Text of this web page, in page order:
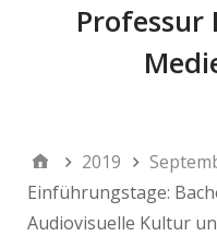
Professur
2019
Einführungstage:
Audiovisuelle Kultur